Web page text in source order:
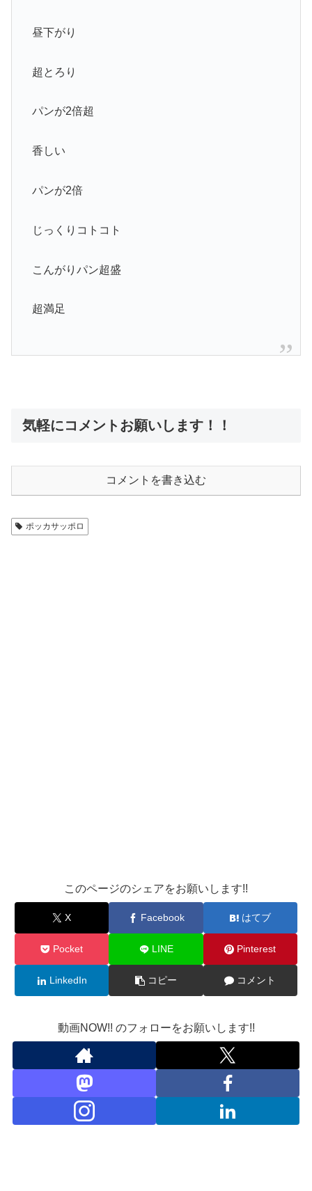
昼下がり
超とろり
パンが2倍超
香しい
パンが2倍
じっくりコトコト
こんがりパン超盛
超満足
気軽にコメントお願いします！！
コメントを書き込む
ポッカサッポロ
このページのシェアをお願いします!!
X Facebook はてブ
Pocket LINE Pinterest
LinkedIn コピー コメント
動画NOW!! のフォローをお願いします!!